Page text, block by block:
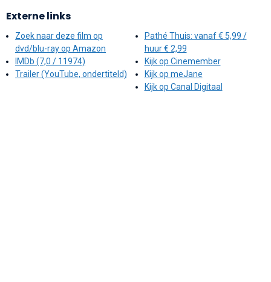
Externe links
Zoek naar deze film op
dvd/blu-ray op Amazon
IMDb (7,0 / 11974)
Trailer (YouTube, ondertiteld)
Pathé Thuis: vanaf € 5,99 /
huur € 2,99
Kijk op Cinemember
Kijk op meJane
Kijk op Canal Digitaal